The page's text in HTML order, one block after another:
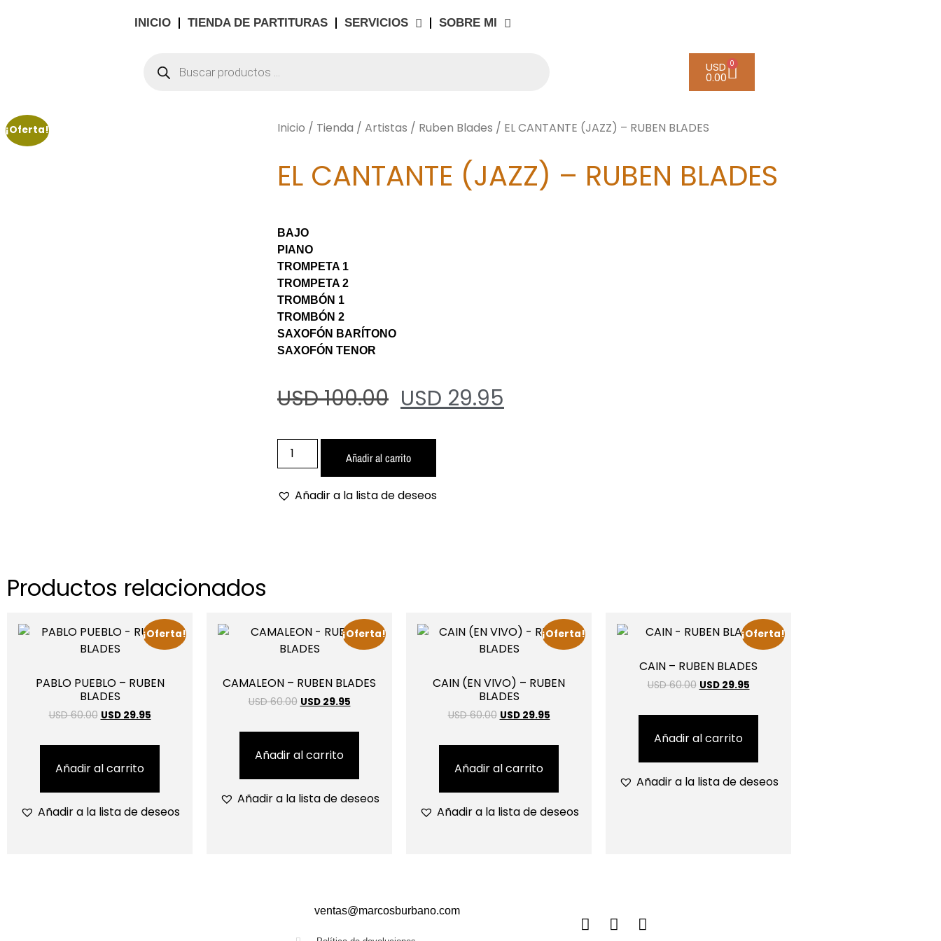
INICIO TIENDA DE PARTITURAS SERVICIOS SOBRE MI
USD
0.00
0
¡Oferta! Inicio / Tienda / Artistas / Ruben Blades / EL CANTANTE (JAZZ) – RUBEN BLADES
EL CANTANTE (JAZZ) – RUBEN BLADES
BAJO
PIANO
TROMPETA 1
TROMPETA 2
TROMBÓN 1
TROMBÓN 2
SAXOFÓN BARÍTONO
SAXOFÓN TENOR
USD 100.00 USD 29.95
Añadir al carrito
Añadir a la lista de deseos
Productos relacionados
¡Oferta!
PABLO PUEBLO – RUBEN
BLADES
USD 60.00 USD 29.95
Añadir al carrito
Añadir a la lista de deseos
¡Oferta!
CAMALEON – RUBEN BLADES
USD 60.00 USD 29.95
Añadir al carrito
Añadir a la lista de deseos
¡Oferta!
CAIN (EN VIVO) – RUBEN
BLADES
USD 60.00 USD 29.95
Añadir al carrito
Añadir a la lista de deseos
¡Oferta!
CAIN – RUBEN BLADES
USD 60.00 USD 29.95
Añadir al carrito
Añadir a la lista de deseos
ventas@marcosburbano.com